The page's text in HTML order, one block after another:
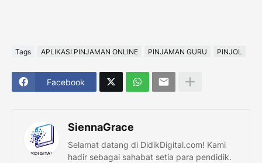
Tags APLIKASI PINJAMAN ONLINE PINJAMAN GURU PINJOL
Facebook
SiennaGrace
Selamat datang di DidikDigital.com! Kami
hadir sebagai sahabat setia para pendidik.